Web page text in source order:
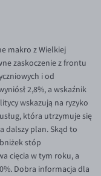
makro z Wielkiej
zaskoczenie z frontu
i od
2,8%, a wskaźnik
wskazują na ryzyko
która utrzymuje się
dalszy plan. Skąd to
stóp
cięcia w tym roku, a
Dobra informacja dla